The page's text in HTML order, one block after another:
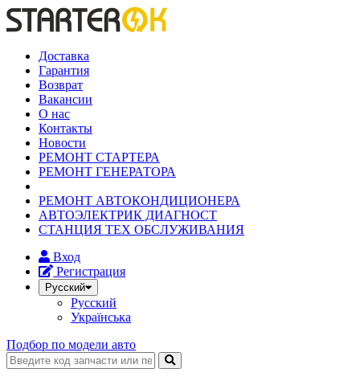
Доставка
Гарантия
Возврат
Вакансии
О нас
Контакты
Новости
РЕМОНТ СТАРТЕРА
РЕМОНТ ГЕНЕРАТОРА
РЕМОНТ АВТОКОНДИЦИОНЕРА
АВТОЭЛЕКТРИК ДИАГНОСТ
СТАНЦИЯ ТЕХ ОБСЛУЖИВАНИЯ
Вход
Регистрация
Русский
Русский
Українська
Подбор по модели авто